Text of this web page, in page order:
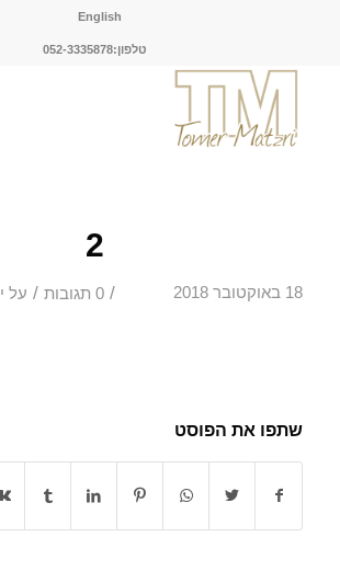
English
טלפון:052-3335878
2
18 באוקטובר 2018 / 0 תגובות / על
שתפו את הפוסט